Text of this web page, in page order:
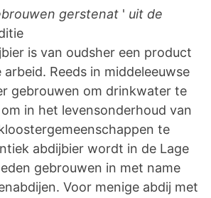
gerstenat ' uit de
is van oudsher een product
Reeds in middeleeuwse
gebrouwen om drinkwater te
in het levensonderhoud van
te
abdijbier wordt in de Lage
gebrouwen in met name
Voor menige abdij met